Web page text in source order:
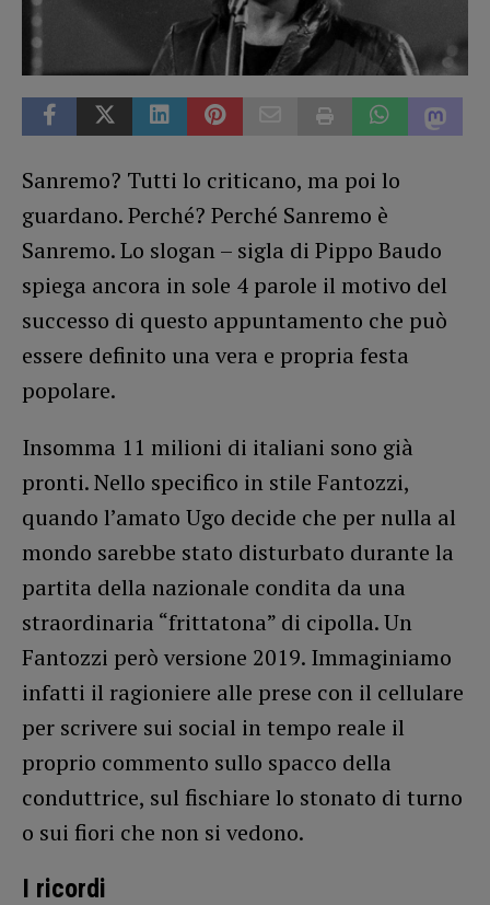
Sanremo? Tutti lo criticano, ma poi lo
guardano. Perché? Perché Sanremo è
Sanremo. Lo slogan – sigla di Pippo Baudo
spiega ancora in sole 4 parole il motivo del
successo di questo appuntamento che può
essere definito una vera e propria festa
popolare.
Insomma 11 milioni di italiani sono già
pronti. Nello specifico in stile Fantozzi,
quando l’amato Ugo decide che per nulla al
mondo sarebbe stato disturbato durante la
partita della nazionale condita da una
straordinaria “frittatona” di cipolla. Un
Fantozzi però versione 2019. Immaginiamo
infatti il ragioniere alle prese con il cellulare
per scrivere sui social in tempo reale il
proprio commento sullo spacco della
conduttrice, sul fischiare lo stonato di turno
o sui fiori che non si vedono.
I ricordi